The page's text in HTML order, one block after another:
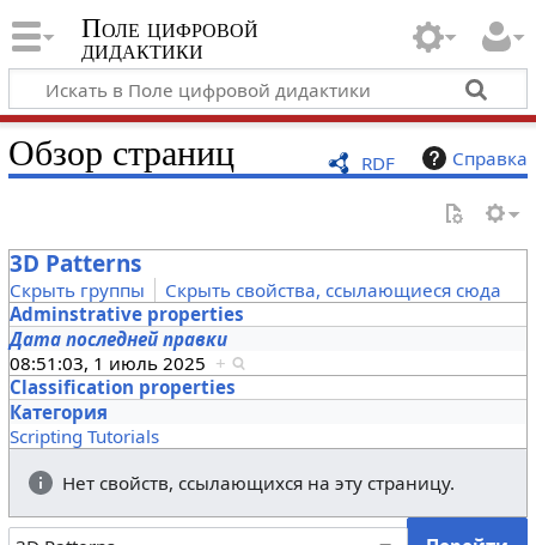
Поле цифровой
дидактики
RDF Справка
Обзор страниц
3D Patterns
Скрыть группы
Скрыть свойства, ссылающиеся сюда
Adminstrative properties
Дата последней правки
08:51:03, 1 июль 2025 +
Classification properties
Категория
Scripting Tutorials
Нет свойств, ссылающихся на эту страницу.